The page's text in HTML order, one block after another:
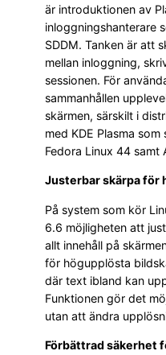
är introduktionen av
inloggningshanterare
SDDM. Tanken är att
mellan inloggning,
sessionen. För
sammanhållen
skärmen, särskilt i
med KDE Plasma
Fedora Linux 44 samt
Justerbar skärpa för
På system som kör
6.6 möjligheten att
allt innehåll på
för högupplösta
där text ibland kan
Funktionen gör det
utan att ändra
Förbättrad säkerhet